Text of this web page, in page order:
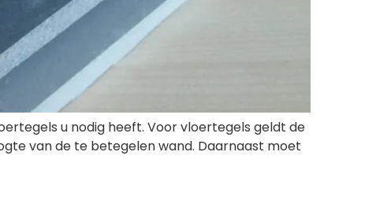
u nodig heeft. Voor vloertegels geldt de
van de te betegelen wand. Daarnaast moet